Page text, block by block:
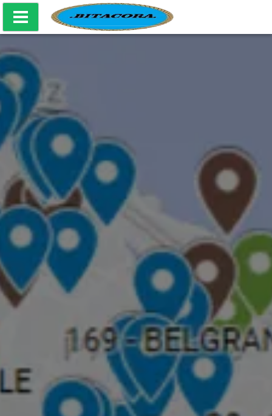
Bitácora Producciones Culturales - Mapa Naval CABA